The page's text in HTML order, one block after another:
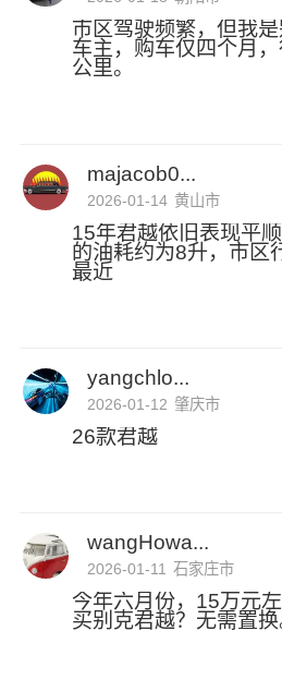
市区驾驶频繁，但我
车主，购车仅四个月
公里。
majacob0...
2026-01-14 黄山市
15年君越依旧表现平
的油耗约为8升，市区
最近
yangchlo...
2026-01-12 肇庆市
26款君越
wangHowa...
2026-01-11 石家庄市
今年六月份，15万元
买别克君越？无需置换